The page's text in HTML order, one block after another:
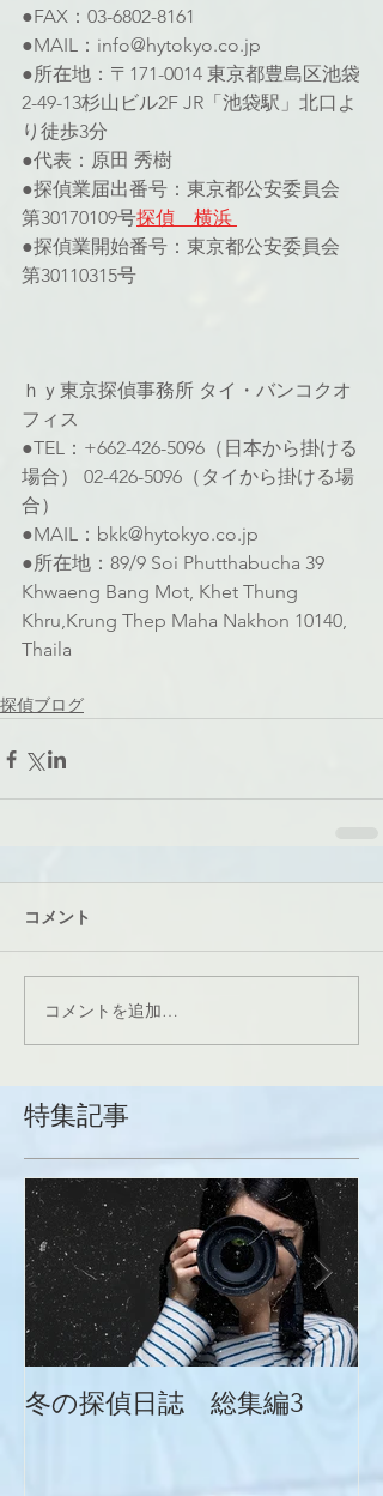
●FAX：03-6802-8161
●MAIL：info@hytokyo.co.jp
●所在地：〒171-0014 東京都豊島区池袋
2-49-13杉山ビル2F JR「池袋駅」北口よ
り徒歩3分
●代表：原田 秀樹
●探偵業届出番号：東京都公安委員会
第30170109号探偵　横浜
●探偵業開始番号：東京都公安委員会
第30110315号
ｈｙ東京探偵事務所 タイ・バンコクオ
フィス
●TEL：+662-426-5096（日本から掛ける
場合） 02-426-5096（タイから掛ける場
合）
●MAIL：bkk@hytokyo.co.jp
●所在地：89/9 Soi Phutthabucha 39
Khwaeng Bang Mot, Khet Thung
Khru,Krung Thep Maha Nakhon 10140,
Thaila
探偵ブログ
コメント
コメントを追加…
特集記事
冬の探偵日誌 総集編3